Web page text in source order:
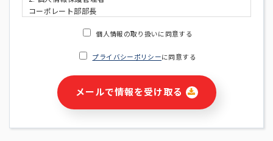
コーポレート部部長
・ご請求された資料の送付のため
・本サービス及び本サービスに関連する情報(当社及び第三者の
サービス又は商品等の広告配信・宣伝を含みますが、それらに
個人情報の取り扱いに同意する
プライバシーポリシーに同意する
メールで情報を受け取る